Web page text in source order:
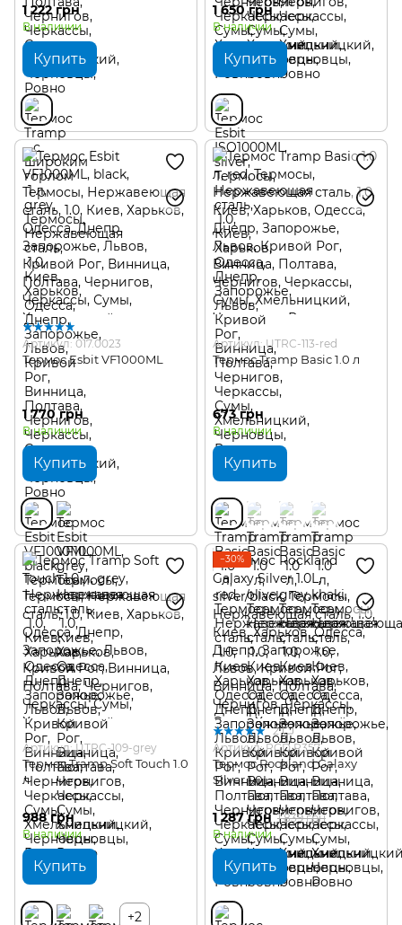
1 222 грн
В наличии
Купить
1 650 грн
В наличии
Купить
Артикул: 017.0023
Термос Esbit VF1000ML
1 770 грн
В наличии
Купить
Артикул: UTRC-113-red
Термос Tramp Basic 1.0 л
673 грн
В наличии
Купить
Артикул: UTRC-109-grey
Термос Tramp Soft Touch 1.0
л
988 грн
В наличии
Купить
+2
−30%
2
Артикул: RCD R357
Термос Rockland Galaxy
Silver 1.0L
1 287 грн 1 839 грн
В наличии
Купить